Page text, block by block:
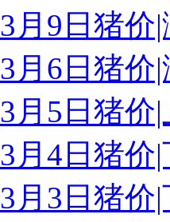
3月9日猪价
3月6日猪价
3月5日猪价
3月4日猪价
3月3日猪价